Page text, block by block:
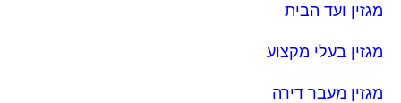
מגזין ועד הבית
מגזין בעלי מקצוע
מגזין מעבר דירה